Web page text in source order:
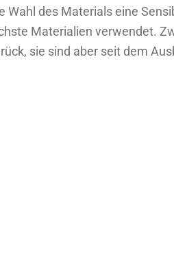
des Materials eine
Materialien verwendet.
sie sind aber seit dem